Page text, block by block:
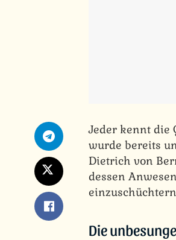
Jeder kennt die
wurde bereits
Dietrich von
dessen
Die